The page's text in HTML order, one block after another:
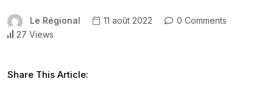
Le Régional 11 août 2022
0 Comments
27 Views
Share This Article: